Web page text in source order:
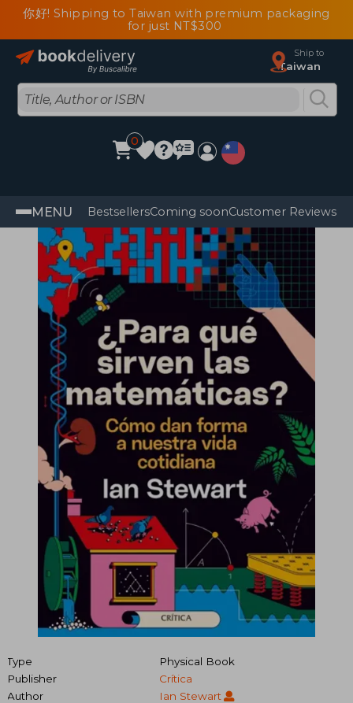
你好! Shipping to Taiwan with premium packaging
for just NT$300
Ship to
Taiwan
0
MENU BestsellersComing soonCustomer Reviews
Type
Physical Book
Publisher
Crítica
Author
Ian Stewart